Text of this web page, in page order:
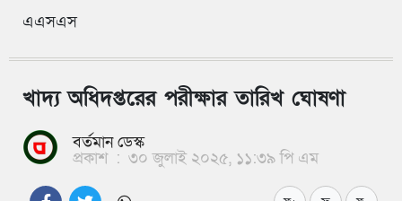
এএসএস
খাদ্য অধিদপ্তরের পরীক্ষার তারিখ ঘোষণা
বর্তমান ডেস্ক
প্রকাশ : ৩০ জুলাই ২০২৫, ১১:৩৯ পি এম